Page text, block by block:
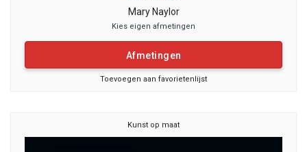
Mary Naylor
Kies eigen afmetingen
Afmetingen
Toevoegen aan favorietenlijst
Kunst op maat